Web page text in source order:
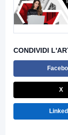
CONDIVIDI
X